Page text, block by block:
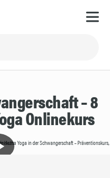
– 8
Onlinekurs